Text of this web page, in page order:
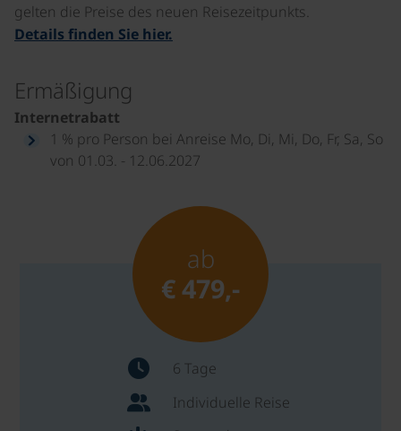
gelten die Preise des neuen Reisezeitpunkts.
Details finden Sie hier.
Ermäßigung
Internetrabatt
1 % pro Person bei Anreise Mo, Di, Mi, Do, Fr, Sa, So
von 01.03. - 12.06.2027
ab
€ 479,-
6 Tage
Individuelle Reise